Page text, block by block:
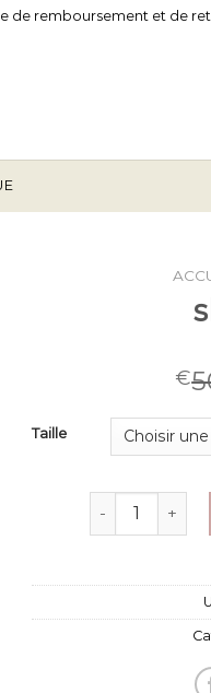
de remboursement et de
€
Taille
quantité de